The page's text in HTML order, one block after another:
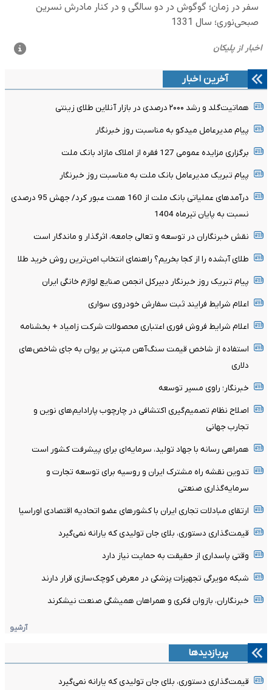
آخرین اخبار
هماتیت‌گلد و رشد ۲۰۰۰ درصدی در بازار آنلاین طلای زینتی
پیام مدیرعامل میدکو به مناسبت روز خبرنگار
برگزاری مزایده عمومی 127 فقره از املاک مازاد بانک ملت
پیام تبریک مدیرعامل بانک ملت به مناسبت روز خبرنگار
درآمدهای عملیاتی بانک ملت از 160 همت عبور کرد/ جهش 95 درصدی
نسبت به پایان تیرماه 1404
نقش خبرنگاران در توسعه و تعالی جامعه، اثرگذار و ماندگار است
طلای آبشده را از کجا بخریم؟ راهنمای انتخاب امن‌ترین روش خرید طلا
پیام تبریک روز خبرنگار دبیرکل انجمن صنایع لوازم خانگی ایران
اعلام شرایط فرایند ثبت سفارش خودروی سواری
اعلام شرایط فروش فوری اعتباری محصولات شرکت زامیاد + بخشنامه
استفاده از شاخص قیمت سنگ‌آهن مبتنی بر یوان به جای شاخص‌های
دلاری
خبرنگار؛ راوی مسیر توسعه
اصلاح نظام تصمیم‌گیری اکتشافی در چارچوب پارادایم‌های نوین و
تجارب جهانی
همراهی رسانه با جهاد تولید، سرمایه‌ای برای پیشرفت کشور است
تدوین نقشه راه مشترک ایران و روسیه برای توسعه تجارت و
سرمایه‌گذاری صنعتی
ارتقای مبادلات تجاری ایران با کشور‌های عضو اتحادیه اقتصادی اوراسیا
قیمت‌گذاری دستوری، بلای جان تولیدی که یارانه نمی‌گیرد
وقتی پاسداری از حقیقت به حمایت نیاز دارد
شبکه مویرگی تجهیزات پزشکی در معرض کوچک‌سازی قرار دارند
خبرنگاران، بازوان فکری و همراهان همیشگی صنعت نیشکرند
آرشیو
پربازدیدها
قیمت‌گذاری دستوری، بلای جان تولیدی که یارانه نمی‌گیرد